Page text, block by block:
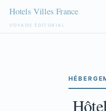
VOYAGE ÉDITORIAL